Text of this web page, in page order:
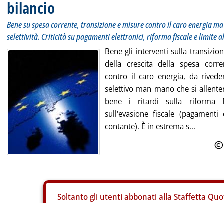
bilancio
Bene su spesa corrente, transizione e misure contro il caro energia
selettività. Criticità su pagamenti elettronici, riforma fiscale e limite
Bene gli interventi sulla
della crescita della spesa
contro il caro energia, da
selettivo man mano che si
bene i ritardi sulla riforma
sull'evasione fiscale
contante). È in estrema s...
Soltanto gli utenti abbonati alla Staffetta